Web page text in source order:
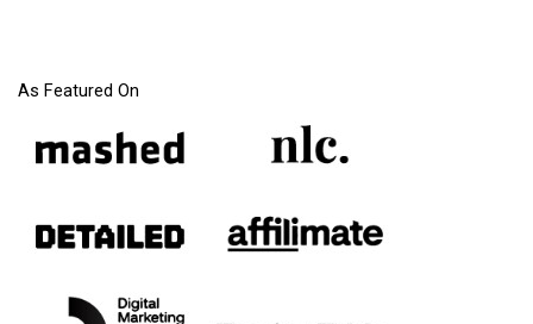
As Featured On